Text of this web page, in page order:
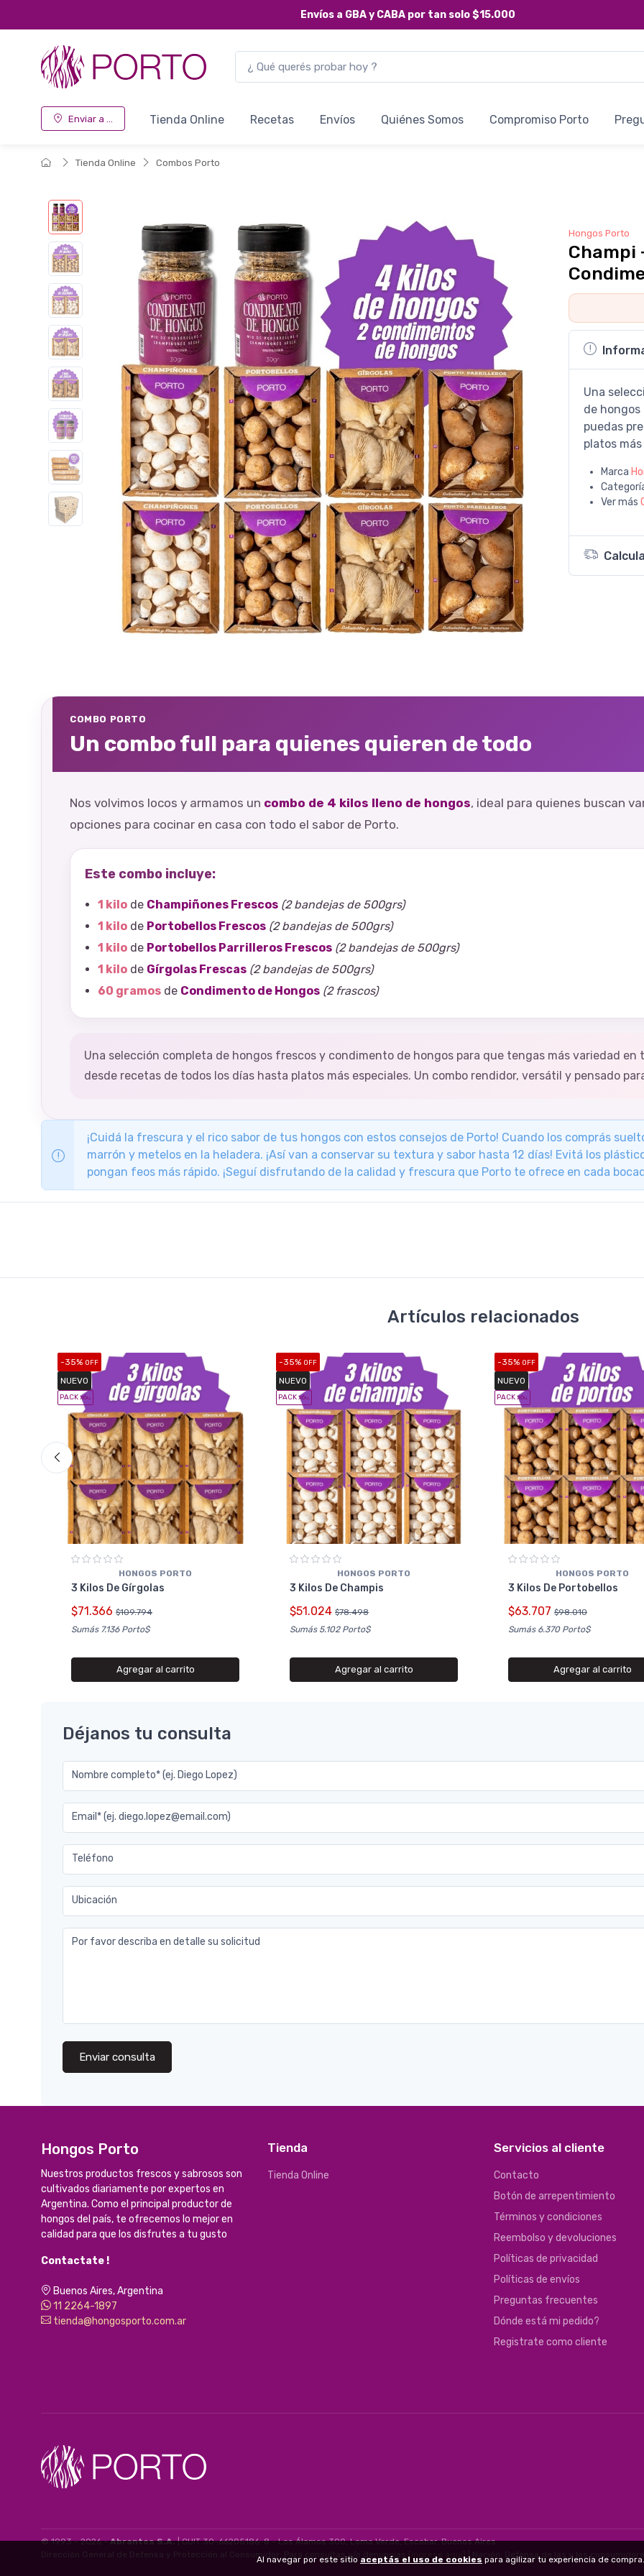
Envíos a GBA y CABA por tan solo$15.000
Enviar a ... Tienda Online Recetas Envíos Quiénes Somos Compromiso Porto
Tienda Online Combos Porto
Hongos Porto
Champi
Una
de
puedas
platos
Marca
Ver más
COMBO PORTO
Un combo full para quienes quieren de todo
Nos volvimos locos y armamos un combo de 4 kilos lleno de hongos, ideal para quienes buscan
opciones para cocinar en casa con todo el sabor de Porto.
Este combo incluye:
1 kilo de Champiñones Frescos (2 bandejas de 500grs)
1 kilo de Portobellos Frescos (2 bandejas de 500grs)
1 kilo de Portobellos Parrilleros Frescos (2 bandejas de 500grs)
1 kilo de Gírgolas Frescas (2 bandejas de 500grs)
60 gramos de Condimento de Hongos (2 frascos)
Una selección completa de hongos frescos y condimento de hongos para que tengas más variedad en
desde recetas de todos los días hasta platos más especiales. Un combo rendidor, versátil y pensado
¡Cuidá la frescura y el rico sabor de tus hongos con estos consejos de Porto! Cuando los comprás
marrón y metelos en la heladera. ¡Así van a conservar su textura y sabor hasta 12 días! Evitá los
pongan feos más rápido. ¡Seguí disfrutando de la calidad y frescura que Porto te ofrece en cada
Artículos relacionados
-35% OFF
NUEVO
PACK x6u.
HONGOS PORTO
3 Kilos De Gírgolas
$71.366 $109.794
Sumás 7.136 Porto$
Agregar al carrito
-35% OFF
NUEVO
PACK x6u.
HONGOS PORTO
3 Kilos De Champis
$51.024 $78.498
Sumás 5.102 Porto$
Agregar al carrito
-35% OFF
NUEVO
PACK x6u.
HONGOS PORTO
3 Kilos De Portobellos
$63.707 $98.010
Sumás 6.370 Porto$
Agregar al carrito
Déjanos tu consulta
Nombre completo* (ej. Diego Lopez)
Email* (ej. diego.lopez@email.com)
Teléfono
Ubicación
Por favor describa en detalle su solicitud
Enviar consulta
Hongos Porto
Nuestros productos frescos y sabrosos son
cultivados diariamente por expertos en
Argentina. Como el principal productor de
hongos del país, te ofrecemos lo mejor en
calidad para que los disfrutes a tu gusto
Contactate !
Buenos Aires, Argentina
11 2264-1897
tienda@hongosporto.com.ar
Tienda
Tienda Online
Servicios al cliente
Contacto
Botón de arrepentimiento
Términos y condiciones
Reembolso y devoluciones
Políticas de privacidad
Políticas de envíos
Preguntas frecuentes
Dónde está mi pedido?
Registrate como cliente
© 1993 - 2026 -Abrantes S.A.| CUIT 30-66205186-8 - Los Álamos 300, Loma Verde, Escobar, Buenos Aires
Dirección General de Defensa y Protección al Consumidor: Para consultas y/o denuncias [ingrese aquí] | Nación: Defensa de las y los
Al navegar por este sitio aceptás el uso de cookies para agilizar tu experiencia de compra.